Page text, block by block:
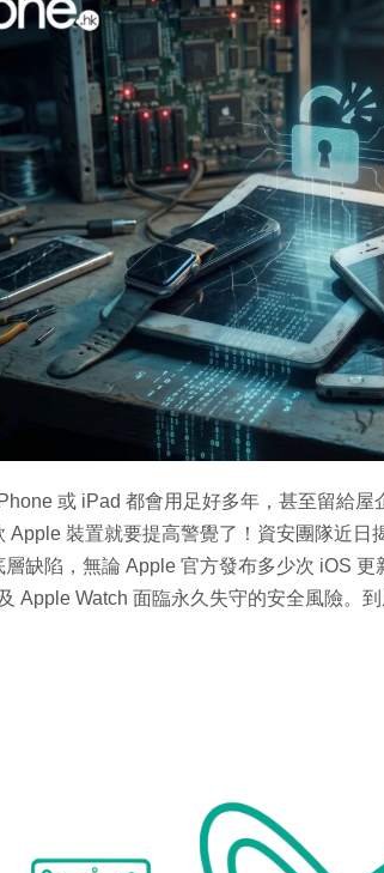
或 iPad 都會用足好多年，甚至留給
Apple 裝置就要提高警覺了！資安團隊近日
層缺陷，無論 Apple 官方發布多少次 iOS
Apple Watch 面臨永久失守的安全風險。